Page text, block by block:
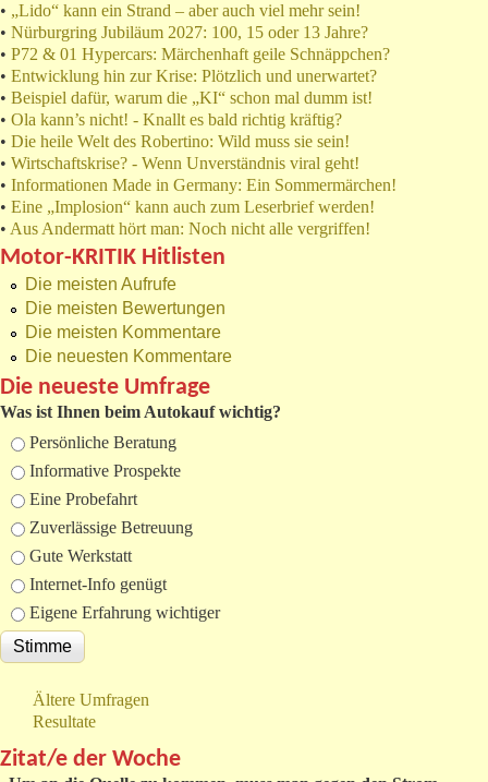
• „Lido“ kann ein Strand – aber auch viel mehr sein!
• Nürburgring Jubiläum 2027: 100, 15 oder 13 Jahre?
• P72 & 01 Hypercars: Märchenhaft geile Schnäppchen?
• Entwicklung hin zur Krise: Plötzlich und unerwartet?
• Beispiel dafür, warum die „KI“ schon mal dumm ist!
• Ola kann’s nicht! - Knallt es bald richtig kräftig?
• Die heile Welt des Robertino: Wild muss sie sein!
• Wirtschaftskrise? - Wenn Unverständnis viral geht!
• Informationen Made in Germany: Ein Sommermärchen!
• Eine „Implosion“ kann auch zum Leserbrief werden!
• Aus Andermatt hört man: Noch nicht alle vergriffen!
Motor-KRITIK Hitlisten
Die meisten Aufrufe
Die meisten Bewertungen
Die meisten Kommentare
Die neuesten Kommentare
Die neueste Umfrage
Was ist Ihnen beim Autokauf wichtig?
Auswahlmöglichkeiten
Persönliche Beratung
Informative Prospekte
Eine Probefahrt
Zuverlässige Betreuung
Gute Werkstatt
Internet-Info genügt
Eigene Erfahrung wichtiger
Ältere Umfragen
Resultate
Zitat/e der Woche